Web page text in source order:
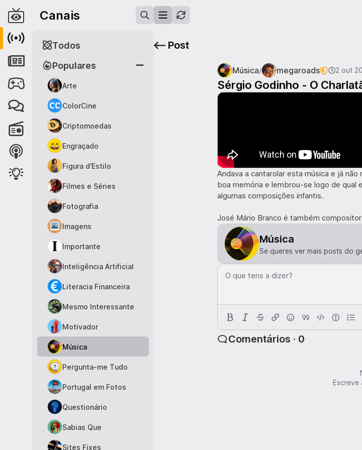
Canais
Populares
Arte
ColorCine
Criptomoedas
Engraçado
Figura d'Estilo
Filmes e Séries
Fotografia
Imagens
Importante
Inteligência Artificial
Literacia Financeira
Mesmo Interessante
Motivador
Música
Pergunta-me Tudo
Portugal em Fotos
Questionário
Sabias Que
Sites Fixes
Todos Post
Música/ megaroads 2 out
Sérgio Godinho - O
Andava a cantarolar esta música e já
boa memória e lembrou-se logo de qual
algumas composições infantis.
José Mário Branco é também
Música
Se queres ver mais posts do
O que tens a dizer?
Comentários · 0